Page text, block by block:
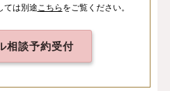
ては別途 こちらをご覧ください。
相談予約受付